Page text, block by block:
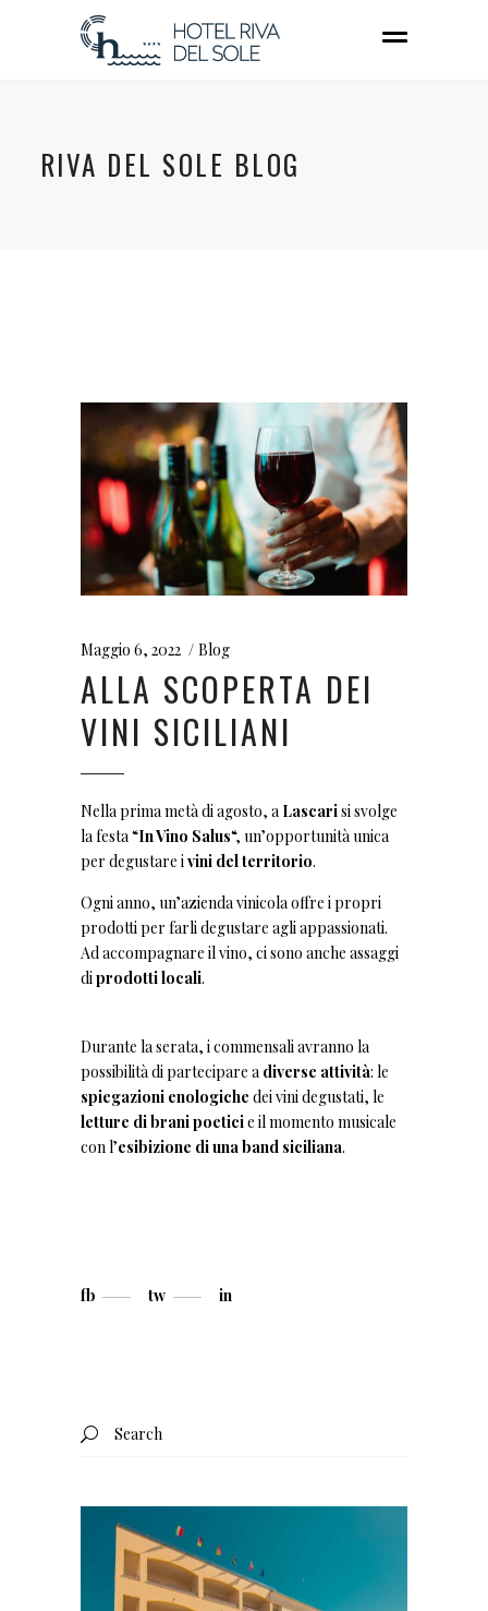
RIVA DEL SOLE BLOG
Maggio 6, 2022 Blog
ALLA SCOPERTA DEI
VINI SICILIANI
Nella prima metà di agosto, a Lascarisi svolge
la festa “In Vino Salus“, un’opportunità unica
per degustare ivini del territorio.
Ogni anno, un’azienda vinicola offre i propri
prodotti per farli degustare agli appassionati.
Ad accompagnare il vino, ci sono anche assaggi
diprodotti locali.
Durante la serata, i commensali avranno la
possibilità di partecipare a diverse attività: le
spiegazioni enologiche dei vini degustati, le
letture di brani poeticie il momento musicale
con l’esibizione di una band siciliana.
fb tw in
Search
for: